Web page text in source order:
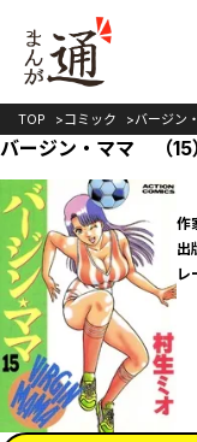
TOP コミック バージン
バージン・ママ （15
作
出
レ